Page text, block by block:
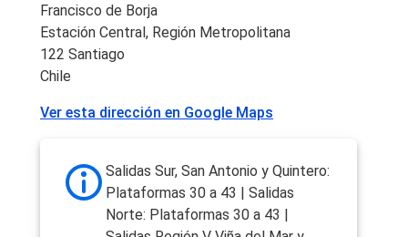
Francisco de Borja
Estación Central, Región Metropolitana
122 Santiago
Chile
Ver esta dirección en Google Maps
Salidas Sur, San Antonio y Quintero:
Plataformas 30 a 43 | Salidas
Norte: Plataformas 30 a 43 |